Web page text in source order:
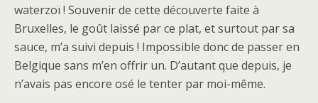
waterzoï ! Souvenir de cette découverte faite à
Bruxelles, le goût laissé par ce plat, et surtout par sa
sauce, m’a suivi depuis ! Impossible donc de passer en
Belgique sans m’en offrir un. D’autant que depuis, je
n’avais pas encore osé le tenter par moi-même.